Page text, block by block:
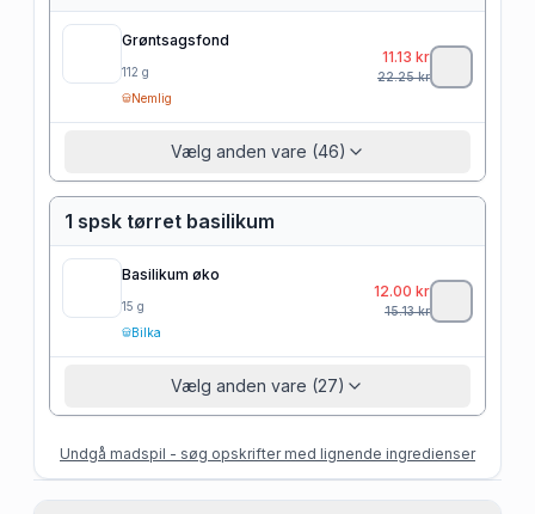
Grøntsagsfond
112 g
Nemlig
11.13 kr
22.25kr
Vælg anden vare (46)
1 spsk tørret basilikum
Basilikum øko
15 g
Bilka
12.00 kr
15.13kr
Vælg anden vare (27)
Undgå madspil - søg opskrifter med lignende ingredienser